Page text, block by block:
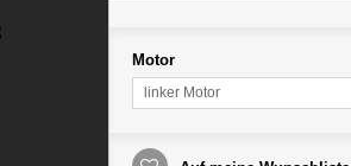
Motor
linker Motor